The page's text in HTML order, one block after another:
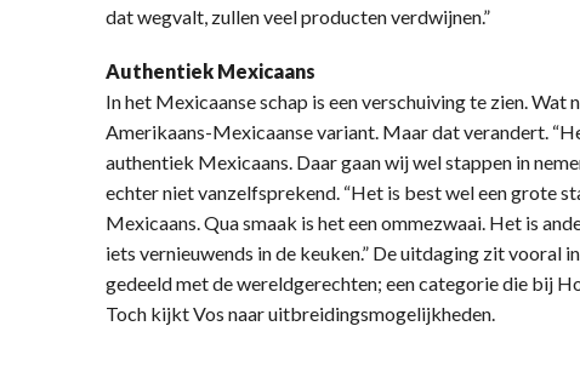
dat wegvalt, zullen veel producten verdwijnen.”
Authentiek Mexicaans
In het Mexicaanse schap is een verschuiving te zien. Wat
Amerikaans-Mexicaanse variant. Maar dat verandert.
authentiek Mexicaans. Daar gaan wij wel stappen in
echter niet vanzelfsprekend. “Het is best wel een grote
Mexicaans. Qua smaak is het een ommezwaai. Het is
iets vernieuwends in de keuken.” De uitdaging zit vooral
gedeeld met de wereldgerechten; een categorie die bij
Toch kijkt Vos naar uitbreidingsmogelijkheden.